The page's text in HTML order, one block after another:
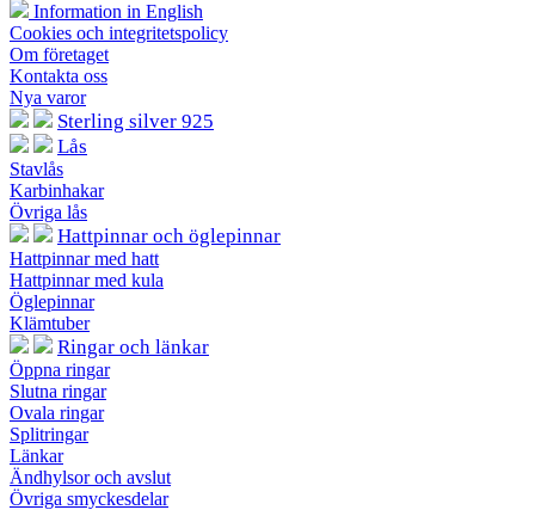
Information in English
Cookies och integritetspolicy
Om företaget
Kontakta oss
Nya varor
Sterling silver 925
Lås
Stavlås
Karbinhakar
Övriga lås
Hattpinnar och öglepinnar
Hattpinnar med hatt
Hattpinnar med kula
Öglepinnar
Klämtuber
Ringar och länkar
Öppna ringar
Slutna ringar
Ovala ringar
Splitringar
Länkar
Ändhylsor och avslut
Övriga smyckesdelar